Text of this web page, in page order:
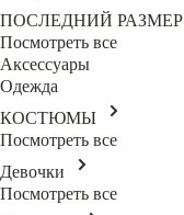
ПОСЛЕДНИЙ РАЗМЕР
Посмотреть все
Аксессуары
Одежда
КОСТЮМЫ
Посмотреть все
Девочки
Посмотреть все